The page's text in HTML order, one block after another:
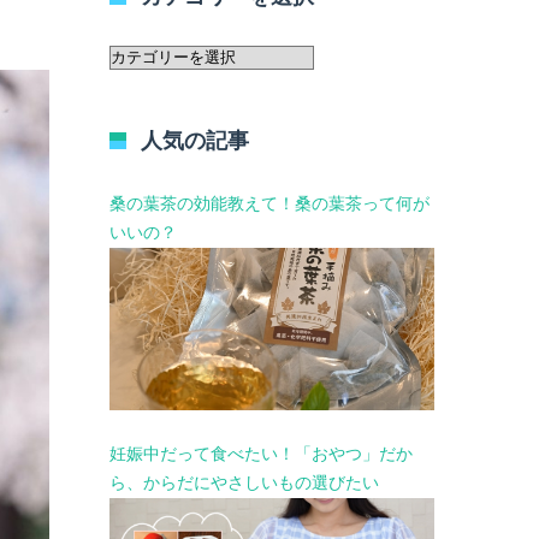
カ
ー
選
択
人気の記事
桑の葉茶の効能教えて！桑の葉茶って何が
いいの？
妊娠中だって食べたい！「おやつ」だか
ら、からだにやさしいもの選びたい